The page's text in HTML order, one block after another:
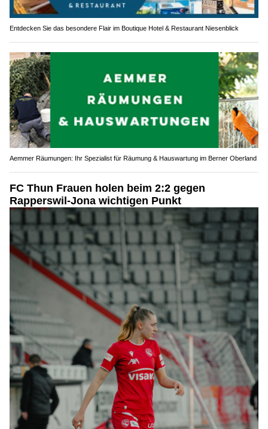
Entdecken Sie das besondere Flair im Boutique Hotel & Restaurant Niesenblick
Aemmer Räumungen: Ihr Spezialist für Räumung & Hauswartung im Berner Oberland
FC Thun Frauen holen beim 2:2 gegen
Rapperswil-Jona wichtigen Punkt